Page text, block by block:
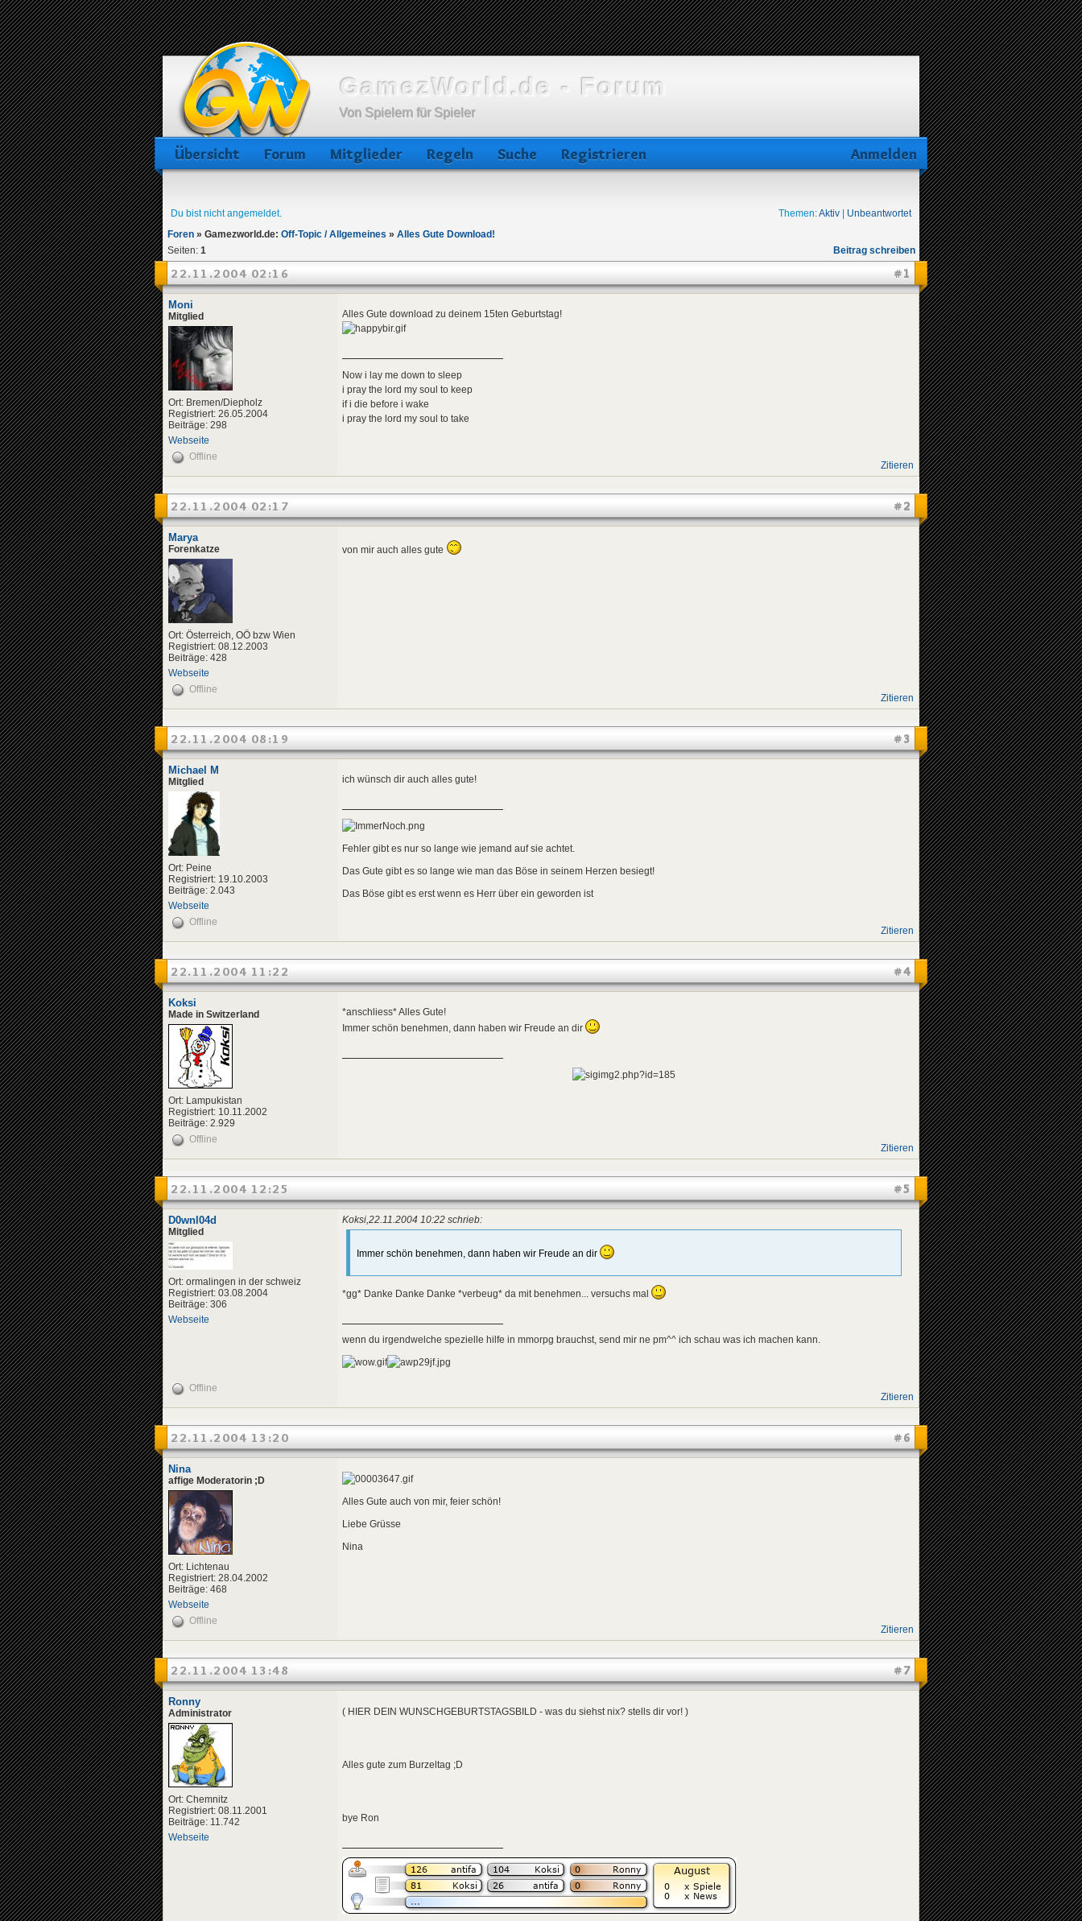
GamezWorld.de - Forum
Von Spielern für Spieler
Übersicht Forum Mitglieder Regeln Suche Registrieren Anmelden
Du bist nicht angemeldet. Themen:Aktiv
Unbeantwortet
Foren » Gamezworld.de: Off-Topic / Allgemeines » Alles Gute Download!
Seiten: 1 Beitrag schreiben
#1
22.11.2004 02:16
Moni
Mitglied
Ort: Bremen/Diepholz
Registriert: 26.05.2004
Beiträge: 298
Webseite
Alles Gute download zu deinem 15ten Geburtstag!
Now i lay me down to sleep
i pray the lord my soul to keep
if i die before i wake
i pray the lord my soul to take
Offline
Zitieren
#2
22.11.2004 02:17
Marya
Forenkatze
Ort: Österreich, OÖ bzw Wien
Registriert: 08.12.2003
Beiträge: 428
Webseite
von mir auch alles gute
Offline
Zitieren
#3
22.11.2004 08:19
Michael M
Mitglied
Ort: Peine
Registriert: 19.10.2003
Beiträge: 2.043
Webseite
ich wünsch dir auch alles gute!
Fehler gibt es nur so lange wie jemand auf sie achtet.
Das Gute gibt es so lange wie man das Böse in seinem Herzen besiegt!
Das Böse gibt es erst wenn es Herr über ein geworden ist
Offline
Zitieren
#4
22.11.2004 11:22
Koksi
Made in Switzerland
Ort: Lampukistan
Registriert: 10.11.2002
Beiträge: 2.929
*anschliess* Alles Gute!
Immer schön benehmen, dann haben wir Freude an dir
Offline
Zitieren
#5
22.11.2004 12:25
D0wnl04d
Mitglied
Ort: ormalingen in der schweiz
Registriert: 03.08.2004
Beiträge: 306
Webseite
Koksi,22.11.2004 10:22 schrieb:
Immer schön benehmen, dann haben wir Freude an dir
*gg* Danke Danke Danke *verbeug* da mit benehmen... versuchs mal
wenn du irgendwelche spezielle hilfe in mmorpg brauchst, send mir ne pm^^ ich schau was ich machen kann.
Offline
Zitieren
#6
22.11.2004 13:20
Nina
affige Moderatorin ;D
Ort: Lichtenau
Registriert: 28.04.2002
Beiträge: 468
Webseite
Alles Gute auch von mir, feier schön!
Liebe Grüsse
Nina
Offline
Zitieren
#7
22.11.2004 13:48
Ronny
Administrator
Ort: Chemnitz
Registriert: 08.11.2001
Beiträge: 11.742
Webseite
( HIER DEIN WUNSCHGEBURTSTAGSBILD - was du siehst nix? stells dir vor! )
Alles gute zum Burzeltag ;D
bye Ron